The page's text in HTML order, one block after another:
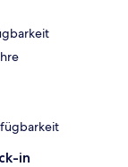
in